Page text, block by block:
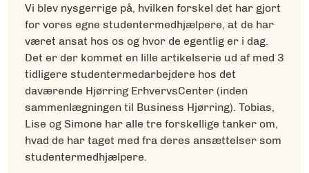
Vi blev nysgerrige på, hvilken forskel det har gjort
for vores egne studentermedhjælpere, at de har
været ansat hos os og hvor de egentlig er i dag.
Det er der kommet en lille artikelserie ud af med 3
tidligere studentermedarbejdere hos det
daværende Hjørring ErhvervsCenter (inden
sammenlægningen til Business Hjørring). Tobias,
Lise og Simone har alle tre forskellige tanker om,
hvad de har taget med fra deres ansættelser som
studentermedhjælpere.